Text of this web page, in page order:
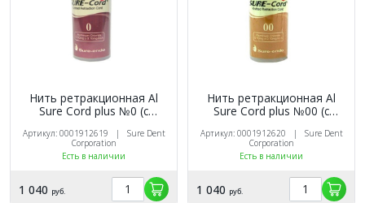
Нить ретракционная Al
Sure Cord plus №0 (с
Артикул: 0001912619 | Sure Dent
Corporation
Есть в наличии
1 040 руб.
Нить ретракционная Al
Sure Cord plus №00 (с
Артикул: 0001912620 | Sure Dent
Corporation
Есть в наличии
1 040 руб.